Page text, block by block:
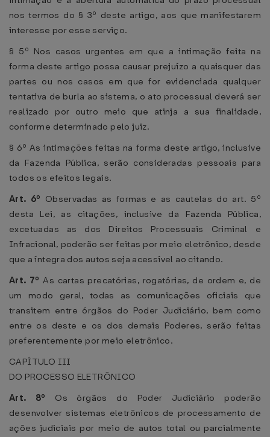
nos termos do § 3º deste artigo, aos que manifestarem
interesse por esse serviço.
§ 5º Nos casos urgentes em que a intimação feita na
forma deste artigo possa causar prejuízo a quaisquer das
partes ou nos casos em que for evidenciada qualquer
tentativa de burla ao sistema, o ato processual deverá ser
realizado por outro meio que atinja a sua finalidade,
conforme determinado pelo juiz.
§ 6º As intimações feitas na forma deste artigo, inclusive
da Fazenda Pública, serão consideradas pessoais para
todos os efeitos legais.
Art. 6º Observadas as formas e as cautelas do art. 5º
desta Lei, as citações, inclusive da Fazenda Pública,
excetuadas as dos Direitos Processuais Criminal e
Infracional, poderão ser feitas por meio eletrônico, desde
que a íntegra dos autos seja acessível ao citando.
Art. 7ºAs cartas precatórias, rogatórias, de ordem e, de
um modo geral, todas as comunicações oficiais que
transitem entre órgãos do Poder Judiciário, bem como
entre os deste e os dos demais Poderes, serão feitas
preferentemente por meio eletrônico.
CAPÍTULO III
DO PROCESSO ELETRÔNICO
Art. 8º Os órgãos do Poder Judiciário poderão
desenvolver sistemas eletrônicos de processamento de
ações judiciais por meio de autos total ou parcialmente